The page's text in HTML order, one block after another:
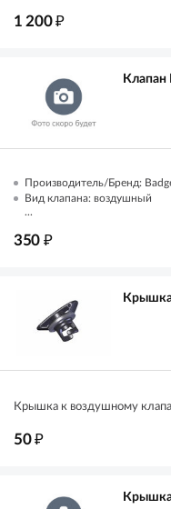
1 200₽
Клапан
Производитель/Бренд:
Вид клапана: воздушный
...
350 ₽
Крышка
Крышка к воздушному
50₽